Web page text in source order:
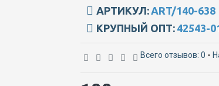
АРТИКУЛ: ART/140-638
КРУПНЫЙ ОПТ: 42543-
Всего отзывов: 0 -